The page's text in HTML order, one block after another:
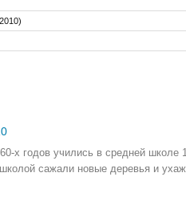
х годов учились в средней
сажали новые деревья и